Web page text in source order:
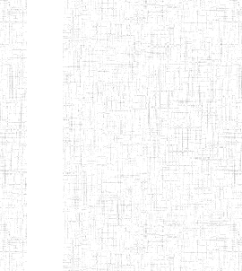
Chercher:
Effacer les filtres
Denomination
Type
Nature